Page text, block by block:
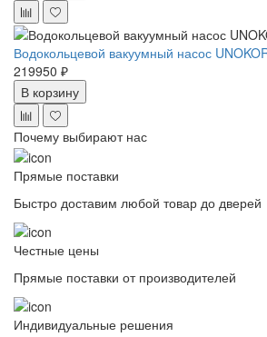
Водокольцевой вакуумный насос
219950 ₽
В корзину
Почему выбирают нас
Прямые поставки
Быстро доставим любой товар до дверей
Честные цены
Прямые поставки от производителей
Индивидуальные решения